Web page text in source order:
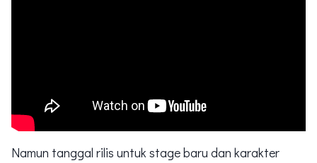
Namun tanggal rilis untuk stage baru dan karakter